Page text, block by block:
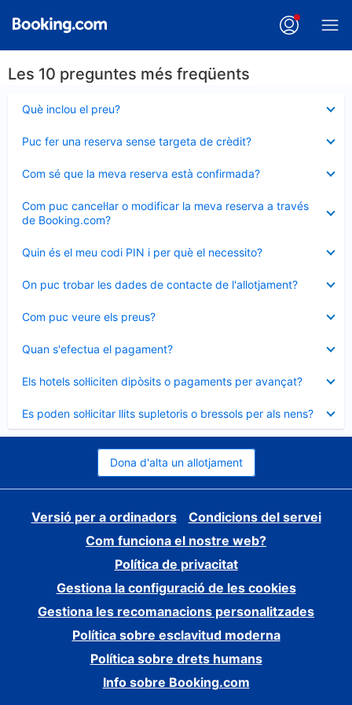
Les 10 preguntes més freqüents
Què inclou el preu?
tancat
Puc fer una reserva sense targeta de crèdit?
tancat
Com sé que la meva reserva està confirmada?
tancat
Com puc cancel·lar o modificar la meva reserva a través
de Booking.com?
tancat
Quin és el meu codi PIN i per què el necessito?
tancat
On puc trobar les dades de contacte de l'allotjament?
tancat
Com puc veure els preus?
tancat
Quan s'efectua el pagament?
tancat
Els hotels sol·liciten dipòsits o pagaments per avançat?
tancat
Es poden sol·licitar llits supletoris o bressols per als nens?
tancat
Dona d'alta un allotjament
Versió per a ordinadors
Condicions del servei
Com funciona el nostre web?
Política de privacitat
Gestiona la configuració de les cookies
Gestiona les recomanacions personalitzades
Política sobre esclavitud moderna
Política sobre drets humans
Info sobre Booking.com